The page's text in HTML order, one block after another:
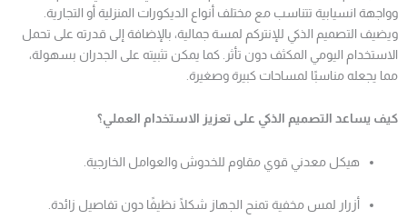
وواجهة انسيابية تتناسب مع مختلف أنواع الديكورات المنزلية أو التجارية.
ويضيف التصميم الذكي للإنتركم لمسة جمالية، بالإضافة إلى قدرته على تحمل
الاستخدام اليومي المكثف دون تأثر. كما يمكن تثبيته على الجدران بسهولة،
مما يجعله مناسبًا لمساحات كبيرة وصغيرة.
كيف يساعد التصميم الذكي على تعزيز الاستخدام العملي؟
هيكل معدني قوي مقاوم للخدوش والعوامل الخارجية.
أزرار لمس مخفية تمنح الجهاز شكلًا نظيفًا دون تفاصيل زائدة.